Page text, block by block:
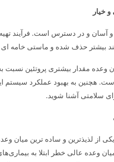
آسان و در دسترس است. فرآیند
بیشتر حذف شده و ماستی خامه
مقدار بیشتری پروتئین نسبت
هچنین به بهبود عملکرد سیستم
سلامتی آشنا شوید.
از لذیذترین و ساده ترین میان